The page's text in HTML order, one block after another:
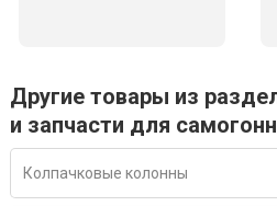
Другие товары из
и запчасти для
Колпачковые колонны